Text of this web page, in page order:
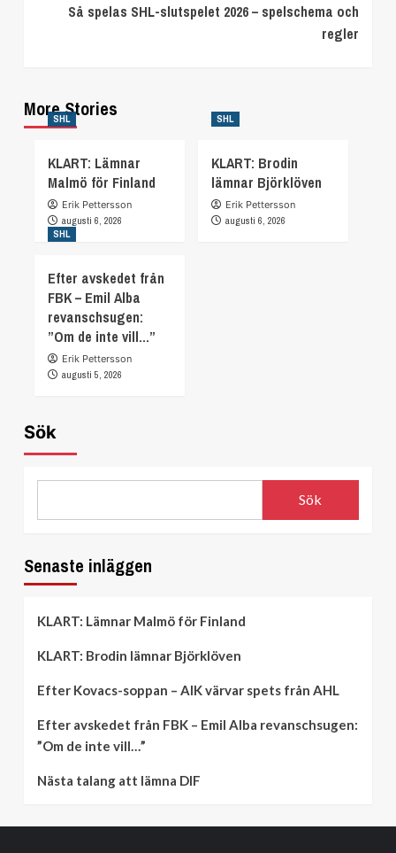
Så spelas SHL-slutspelet 2026 – spelschema och
regler
More Stories
SHL
KLART: Lämnar
Malmö för Finland
Erik Pettersson
augusti 6, 2026
SHL
KLART: Brodin
lämnar Björklöven
Erik Pettersson
augusti 6, 2026
SHL
Efter avskedet från
FBK – Emil Alba
revanschsugen:
”Om de inte vill…”
Erik Pettersson
augusti 5, 2026
Sök
Sök
Senaste inläggen
KLART: Lämnar Malmö för Finland
KLART: Brodin lämnar Björklöven
Efter Kovacs-soppan – AIK värvar spets från AHL
Efter avskedet från FBK – Emil Alba revanschsugen:
”Om de inte vill…”
Nästa talang att lämna DIF